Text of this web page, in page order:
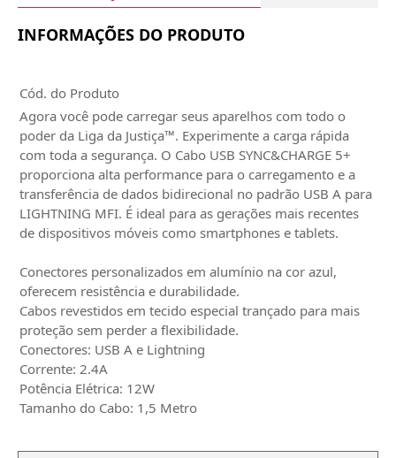
INFORMAÇÕES DO PRODUTO
Cód. do Produto
Agora você pode carregar seus aparelhos com todo o
poder da Liga da Justiça™. Experimente a carga rápida
com toda a segurança. O Cabo USB SYNC&CHARGE 5+
proporciona alta performance para o carregamento e a
transferência de dados bidirecional no padrão USB A para
LIGHTNING MFI. É ideal para as gerações mais recentes
de dispositivos móveis como smartphones e tablets.
Conectores personalizados em alumínio na cor azul,
oferecem resistência e durabilidade.
Cabos revestidos em tecido especial trançado para mais
proteção sem perder a flexibilidade.
Conectores: USB A e Lightning
Corrente: 2.4A
Potência Elétrica: 12W
Tamanho do Cabo: 1,5 Metro